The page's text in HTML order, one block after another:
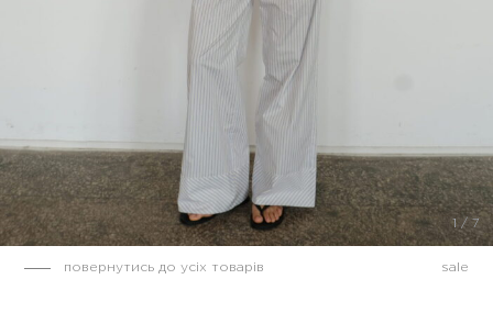
1 / 7
повернутись до усіх товарів sale